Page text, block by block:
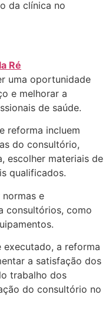
da clínica no
Ré
uma oportunidade
e melhorar a
de saúde.
reforma incluem
do consultório,
escolher materiais de
qualificados.
e
consultórios, como
a reforma
a satisfação dos
trabalho dos
do consultório no